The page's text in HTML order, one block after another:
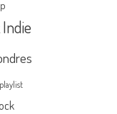
Indie
playlist